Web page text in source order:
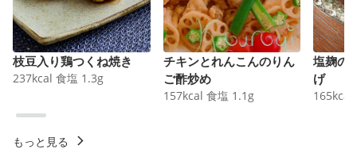
枝豆入り鶏つくね焼き
237kcal 食塩 1.3g
チキンとれんこんのりん
ご酢炒め
157kcal 食塩 1.1 g
塩麹の
げ
165kcal
もっと見る